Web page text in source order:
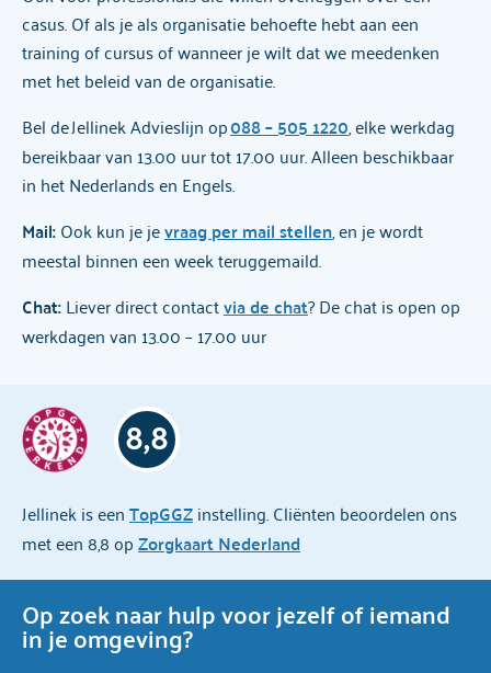
casus. Of als je als organisatie behoefte hebt aan een
training of cursus of wanneer je wilt dat we meedenken
met het beleid van de organisatie.
Bel de Jellinek Advieslijn op088 – 505 1220, elke werkdag
bereikbaar van 13.00 uur tot 17.00 uur. Alleen beschikbaar
in het Nederlands en Engels.
Mail:Ook kun je jevraag per mail stellen, en je wordt
meestal binnen een week teruggemaild.
Chat:Liever direct contactvia de chat? De chat is open op
werkdagen van 13.00 – 17.00 uur
Jellinek is eenTopGGZinstelling. Cliënten beoordelen ons
met een 8,8 opZorgkaart Nederland
8,8
Op zoek naar hulp voor jezelf of iemand
in je omgeving?